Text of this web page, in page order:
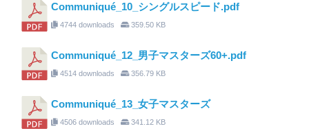
Communiqué_10_シングルスピード.pdf
4744 downloads 359.50 KB
Communiqué_12_男子マスターズ60+.pdf
4514 downloads 356.79 KB
Communiqué_13_女子マスターズ
4506 downloads 341.12 KB